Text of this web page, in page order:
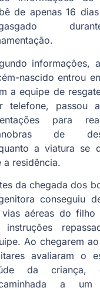
de apenas 16
informações,
nascido entrou
a equipe de
telefone, passou
para
de
a viatura se
a residência.
da chegada dos
conseguiu
aéreas do filho
instruções
Ao chegarem
avaliaram o
da criança,
a um